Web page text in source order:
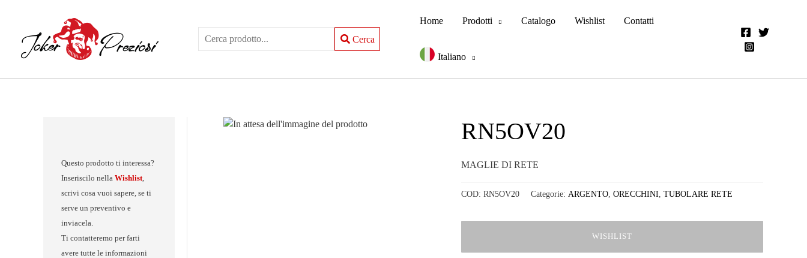
contenuto
Cerca
Home Prodotti Catalogo Wishlist Contatti
Italiano
Questo prodotto ti interessa?
Inseriscilo nella Wishlist,
scrivi cosa vuoi sapere, se ti
serve un preventivo e
inviacela.
Ti contatteremo per farti
avere tutte le informazioni
RN5OV20
MAGLIE DI RETE
COD: RN5OV20 Categorie: ARGENTO, ORECCHINI TUBOLARE RETE
WISHLIST